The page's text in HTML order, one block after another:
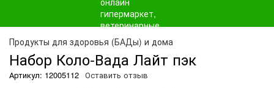
Продукты для здоровья (БАДы) и дома
Набор Коло-Вада Лайт пэк
Артикул: 12005112 Оставить отзыв